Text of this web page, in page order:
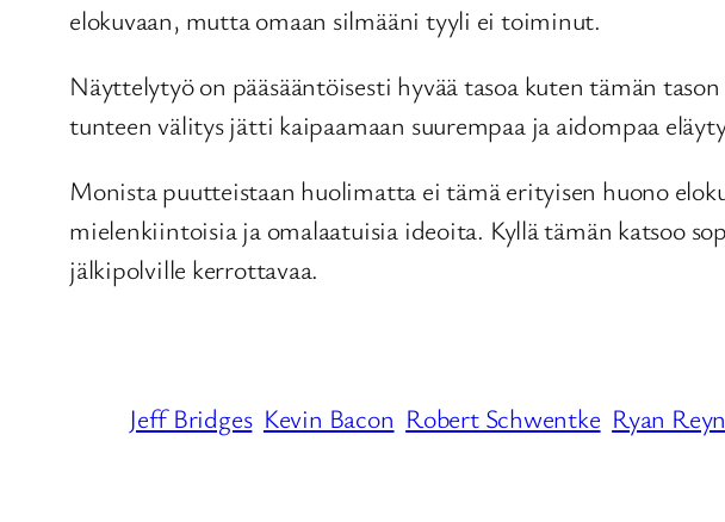
elokuvaan, mutta omaan silmääni tyyli ei toiminut.
Näyttelytyö on pääsääntöisesti hyvää tasoa kuten tämän
tunteen välitys jätti kaipaamaan suurempaa ja aidompaa
Monista puutteistaan huolimatta ei tämä erityisen huono
mielenkiintoisia ja omalaatuisia ideoita. Kyllä tämän katsoo
jälkipolville kerrottavaa.
Jeff Bridges Kevin Bacon Robert Schwentke Ryan